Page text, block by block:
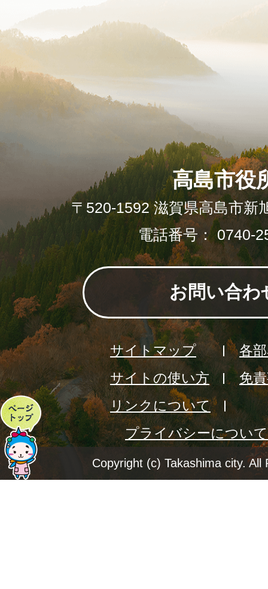
ペ
ー
ジ
高島市役
〒520-1592 滋賀県高島市新
電話番号： 0740-
お問い合わ
サイトマップ
各
サイトの使い方
免
リンクについて
プライバシーについて
Copyright (c) Takashima city. All